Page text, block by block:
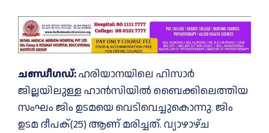
ച​ണ്ഡീ​ഗ​ഡ്:ഹരിയാനയിലെ ഹിസാർ
ജില്ലയിലുള്ള ഹാൻസിയിൽ ബൈക്കിലെത്തിയ
സംഘം ജിം ഉടമയെ വെടിവെച്ചുകൊന്നു. ജിം
ഉടമ ദീ​പ​ക്(25) ആ​ണ് മ​രി​ച്ച​ത്. വ്യാഴാഴ്ച